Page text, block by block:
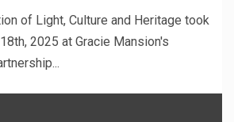
of Light, Culture and Heritage took
2025 at Gracie Mansion's